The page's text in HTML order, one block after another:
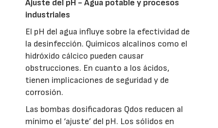
Ajuste del pH - Agua potable y procesos
industriales
El pH del agua influye sobre la efectividad de
la desinfección. Químicos alcalinos como el
hidróxido cálcico pueden causar
obstrucciones. En cuanto a los ácidos,
tienen implicaciones de seguridad y de
corrosión.
Las bombas dosificadoras Qdos reducen al
mínimo el ‘ajuste’ del pH. Los sólidos en